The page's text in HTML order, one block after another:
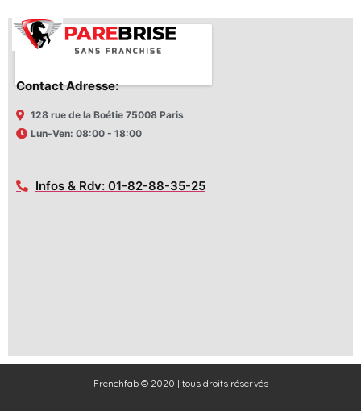
Contact Adresse:
128 rue de la Boétie 75008 Paris
Lun-Ven: 08:00 - 18:00
Infos & Rdv: 01-82-88-35-25
Frenchfab © 2020 | tous droits réservés